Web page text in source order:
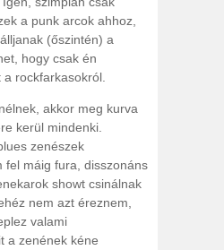
a punk arcok ahhoz,
(őszintén) a
hogy csak én
rockfarkasokról.
akkor meg kurva
kerül mindenki.
zenészek
fel máig fura, disszonáns
showt csinálnak
nem azt éreznem,
valami
a zenének kéne